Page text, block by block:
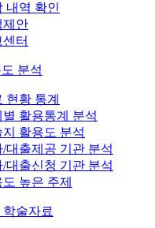
내역 확인
제안
터
분석
현황 통계
별 활용통계 분석
지 활용도 분석
/대출제공 기관 분석
/대출신청 기관 분석
도 높은 주제
술자료